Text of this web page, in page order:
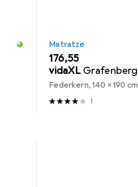
Matratze
EUR
176,55
vidaXL Grafenberg
Federkern, 140 x 190 cm
1